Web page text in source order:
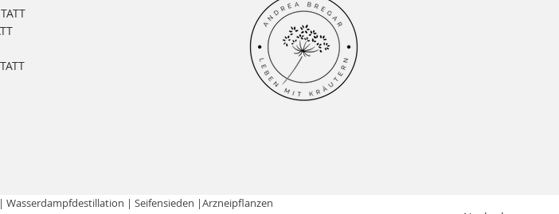
Wasserdampfdestillation | Seifensieden |Arzneipflanzen